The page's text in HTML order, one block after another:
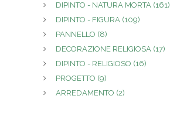
DIPINTO - NATURA MORTA (161)
DIPINTO - FIGURA (109)
PANNELLO (8)
DECORAZIONE RELIGIOSA (17)
DIPINTO - RELIGIOSO (16)
PROGETTO (9)
ARREDAMENTO (2)